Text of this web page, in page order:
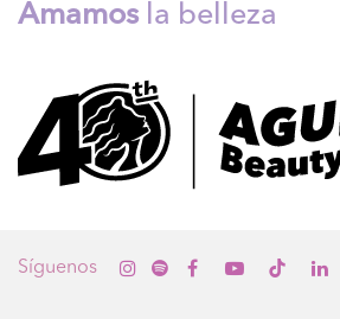
Amamos la belleza
Síguenos